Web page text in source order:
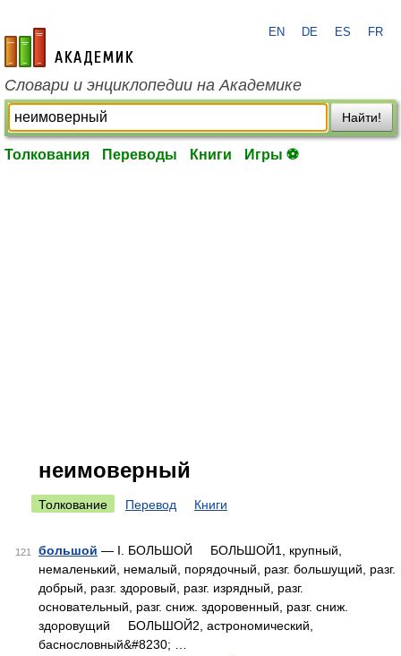
academic.ru
EN DE ES FR
Словари и энциклопедии на Академике
Найти!
Толкования Переводы Книги Игры ⚽
неимоверный
Толкование Перевод Книги
121 большой — I. БОЛЬШОЙ БОЛЬШОЙ1, крупный,
немаленький, немалый, порядочный, разг. большущий, разг.
добрый, разг. здоровый, разг. изрядный, разг.
основательный, разг. сниж. здоровенный, разг. сниж.
здоровущий БОЛЬШОЙ2, астрономический,
баснословный&#8230; …